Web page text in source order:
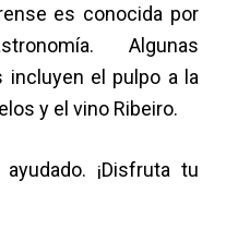
es conocida por
Algunas
incluyen el pulpo a la
y el vino Ribeiro.
¡Disfruta tu